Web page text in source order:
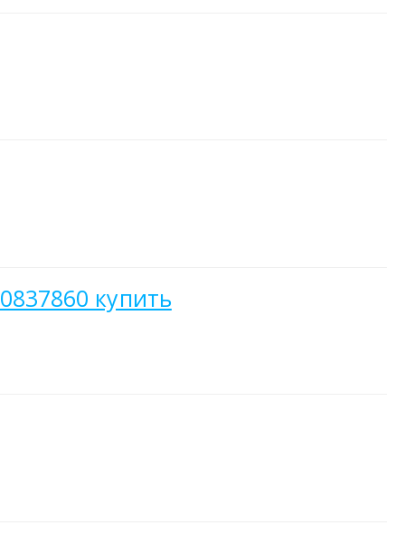
купить